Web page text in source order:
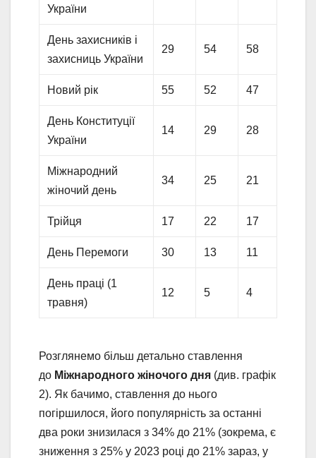
України
День захисників і
захисниць України
29 54 58
Новий рік 55 52 47
День Конституції
України
14 29 28
Міжнародний
жіночий день
34 25 21
Трійця 17 22 17
День Перемоги 30 13 11
День праці (1
травня)
12 5 4
Розглянемо більш детально ставлення
до Міжнародного жіночого дня (див. графік
2). Як бачимо, ставлення до нього
погіршилося, його популярність за останні
два роки знизилася з 34% до 21% (зокрема, є
зниження з 25% у 2023 році до 21% зараз, у